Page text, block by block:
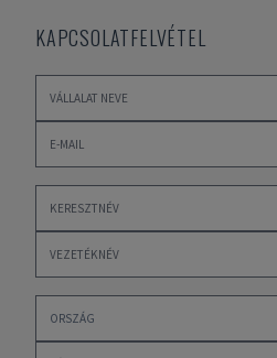
KAPCSOLATFELVÉTEL